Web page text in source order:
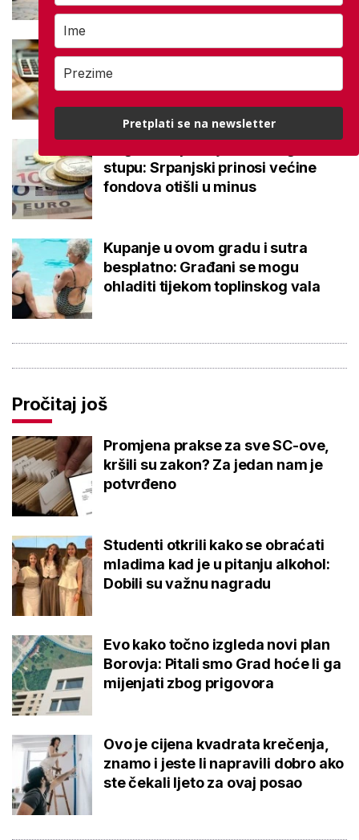
Što je MIREX i kako se računa?
Važna brojka za kategoriju štednje
u drugom stupu
stupu: Srpanjski prinosi većine
fondova otišli u minus
Kupanje u ovom gradu i sutra
besplatno: Građani se mogu
ohladiti tijekom toplinskog vala
Pročitaj još
Promjena prakse za sve SC-ove,
kršili su zakon? Za jedan nam je
potvrđeno
Studenti otkrili kako se obraćati
mladima kad je u pitanju alkohol:
Dobili su važnu nagradu
Evo kako točno izgleda novi plan
Borovja: Pitali smo Grad hoće li ga
mijenjati zbog prigovora
Ovo je cijena kvadrata krečenja,
znamo i jeste li napravili dobro ako
ste čekali ljeto za ovaj posao
Pretplati se na newsletter